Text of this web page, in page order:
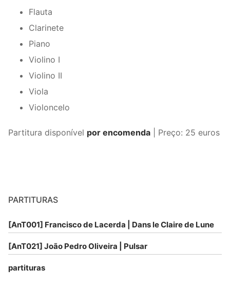
Flauta
Clarinete
Piano
Violino I
Violino II
Viola
Violoncelo
Partitura disponível por encomenda | Preço: 25 euros
PARTITURAS
[AnT001] Francisco de Lacerda | Dans le Claire de Lune
[AnT021] João Pedro Oliveira | Pulsar
partituras